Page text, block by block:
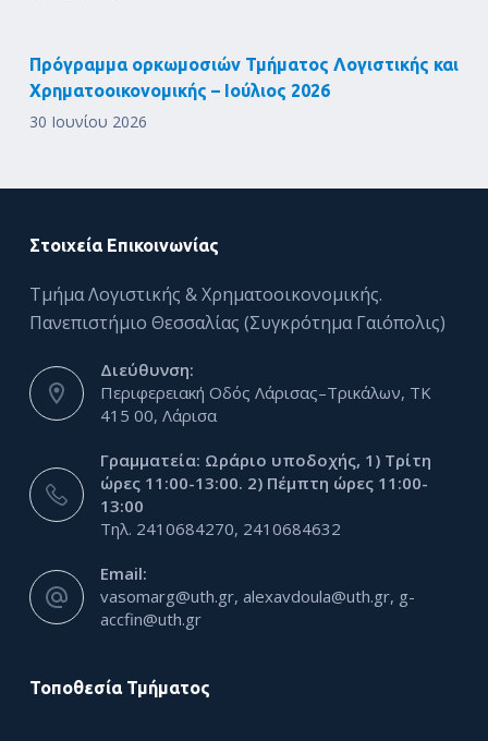
Πρόγραμμα ορκωμοσιών Τμήματος Λογιστικής και
Χρηματοοικονομικής – Ιούλιος 2026
30 Ιουνίου 2026
Στοιχεία Επικοινωνίας
Τμήμα Λογιστικής & Χρηματοοικονομικής.
Πανεπιστήμιο Θεσσαλίας (Συγκρότημα Γαιόπολις)
Διεύθυνση:
Περιφερειακή Οδός Λάρισας–Τρικάλων, ΤΚ
415 00, Λάρισα
Γραμματεία: Ωράριο υποδοχής, 1) Τρίτη
ώρες 11:00-13:00. 2) Πέμπτη ώρες 11:00-
13:00
Τηλ. 2410684270, 2410684632
Email:
vasomarg@uth.gr, alexavdoula@uth.gr, g-
accfin@uth.gr
Τοποθεσία Τμήματος